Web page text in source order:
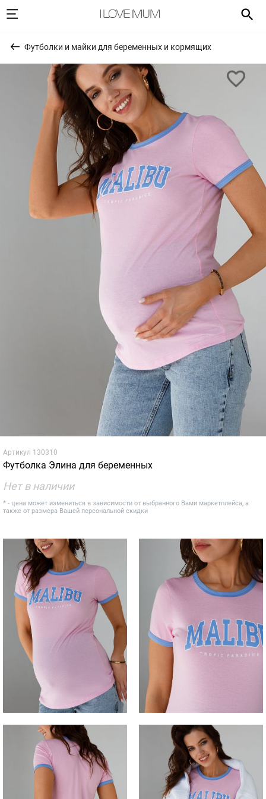
Футболки и майки для беременных и кормящих
Артикул 130310
Футболка Элина для беременных
Нет в наличии
* - цена может измениться в зависимости от выбранного Вами маркетплейса, а
также от размера Вашей персональной скидки